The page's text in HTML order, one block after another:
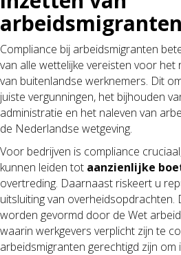
Compliance bij arbeidsmigranten
van alle wettelijke vereisten voor
van buitenlandse werknemers. Dit
juiste vergunningen, het bijhouden
administratie en het naleven van
de Nederlandse wetgeving.
Voor bedrijven is compliance
kunnen leiden tot aanzienlijke
overtreding. Daarnaast riskeert u
uitsluiting van overheidsopdrachten.
worden gevormd door de Wet
waarin werkgevers verplicht zijn te
arbeidsmigranten gerechtigd zijn